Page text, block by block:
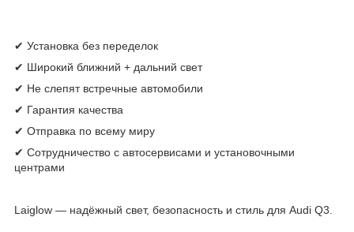
✔ Установка без переделок
✔ Широкий ближний + дальний свет
✔ Не слепят встречные автомобили
✔ Гарантия качества
✔ Отправка по всему миру
✔ Сотрудничество с автосервисами и установочными
центрами
Laiglow — надёжный свет, безопасность и стиль для Audi Q3.